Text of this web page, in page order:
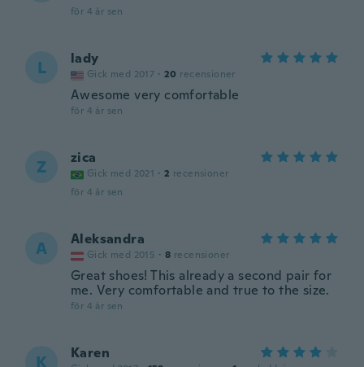
för 4 år sen
L lady
Gick med 2017 · 20 recensioner
Awesome very comfortable
för 4 år sen
Z zica
Gick med 2021 · 2 recensioner
för 4 år sen
A Aleksandra
Gick med 2015 · 8 recensioner
Great shoes! This already a second pair for
me. Very comfortable and true to the size.
för 4 år sen
K Karen